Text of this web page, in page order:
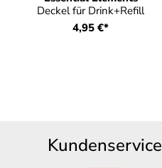
Deckel für Drink+Refill
4,95 €*
Kundenservice